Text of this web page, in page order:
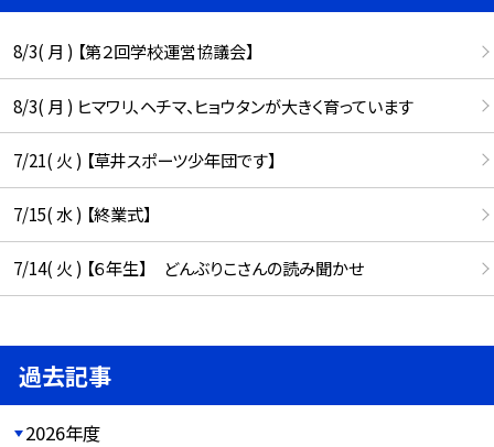
8/3( 月 ) 【第２回学校運営協議会】
8/3( 月 ) ヒマワリ、ヘチマ、ヒョウタンが大きく育っています
7/21( 火 ) 【草井スポーツ少年団です】
7/15( 水 ) 【終業式】
7/14( 火 ) 【６年生】 どんぶりこさんの読み聞かせ
過去記事
2026年度